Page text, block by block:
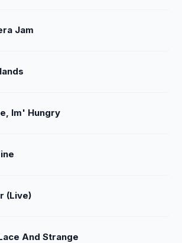
Jam
Im' Hungry
(Live)
And Strange